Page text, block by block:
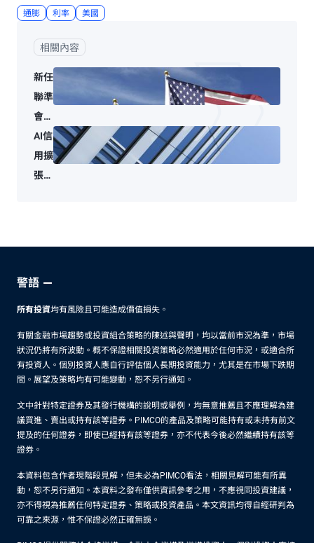
通膨 利率 美國
相關內容
新任
聯準
會主
席，
風格
轉
AI信
用擴
張：
警語
所有投資均有風險且可能造成價值損失。
有關金融市場趨勢或投資組合策略的陳述與聲明，均以當前市況為準，市場
狀況仍將有所波動。概不保證相關投資策略必然適用於任何市況，或適合所
有投資人。個別投資人應自行評估個人長期投資能力，尤其是在市場下跌期
間。展望及策略均有可能變動，恕不另行通知。
文中針對特定證券及其發行機構的說明或舉例，均無意推薦且不應理解為建
議買進、賣出或持有該等證券。PIMCO的產品及策略可能持有或未持有前文
提及的任何證券，即使已經持有該等證券，亦不代表今後必然繼續持有該等
證券。
本資料包含作者現階段見解，但未必為PIMCO看法，相關見解可能有所異
動，恕不另行通知。本資料之發布僅供資訊參考之用，不應視同投資建議，
亦不得視為推薦任何特定證券、策略或投資產品。本文資訊均得自經研判為
可靠之來源，惟不保證必然正確無誤。